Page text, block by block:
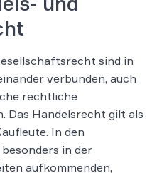
sind in
verbunden, auch
rechtliche
Das Handelsrecht gilt als
In den
in der
aufkommenden,